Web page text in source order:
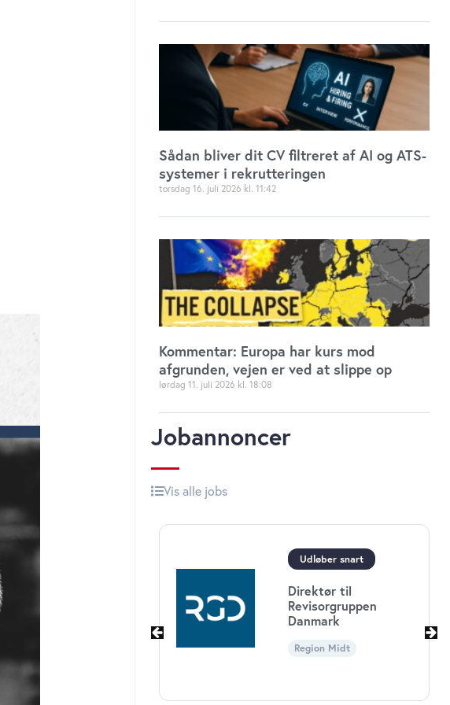
Sådan bliver dit CV filtreret af AI og ATS-
systemer i rekrutteringen
torsdag 16. juli 2026 11:42
Kommentar: Europa har kurs mod
afgrunden, vejen er ved at slippe op
lørdag 11. juli 2026 18:08
Jobannoncer
Vis alle jobs
Direktør til
Revisorgruppen
Danmark
Økonomichef til
Børne-og
Ungdomsforvaltningen
i Københavns
Kommune